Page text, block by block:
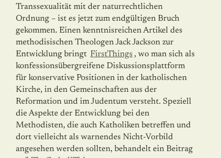
Transsexualität mit der naturrechtlichen
Ordnung – ist es jetzt zum endgültigen Bruch
gekommen. Einen kenntnisreichen Artikel des
methodisischen Theologen Jack Jackson zur
Entwicklung bringt FirstThings , wo man sich als
konfessionsübergreifene Diskussionsplattform
für konservative Positionen in der katholischen
Kirche, in den Gemeinschaften aus der
Reformation und im Judentum versteht. Speziell
die Aspekte der Entwicklung bei den
Methodisten, die auch Katholiken betreffen und
dort vielleicht als warnendes Nicht-Vorbild
angesehen werden sollten, behandelt ein Beitrag